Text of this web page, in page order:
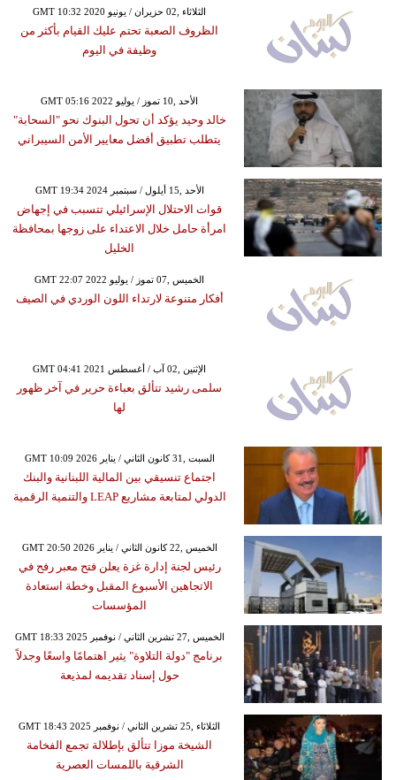
GMT 10:32 2020 الثلاثاء ,02 حزيران / يونيو
الظروف الصعبة تحتم عليك القيام بأكثر من
وظيفة في اليوم
GMT 05:16 2022 الأحد ,10 تموز / يوليو
خالد وحيد يؤكد أن تحول البنوك نحو "السحابة"
يتطلب تطبيق أفضل معايير الأمن السيبراني
GMT 19:34 2024 الأحد ,15 أيلول / سبتمبر
قوات الاحتلال الإسرائيلي تتسبب في إجهاض
امرأة حامل خلال الاعتداء على زوجها بمحافظة
الخليل
GMT 22:07 2022 الخميس ,07 تموز / يوليو
أفكار متنوعة لارتداء اللون الوردي في الصيف
GMT 04:41 2021 الإثنين ,02 آب / أغسطس
سلمى رشيد تتألق بعباءة حرير في آخر ظهور
لها
GMT 10:09 2026 السبت ,31 كانون الثاني / يناير
اجتماع تنسيقي بين المالية اللبنانية والبنك
الدولي لمتابعة مشاريع LEAP والتنمية الرقمية
GMT 20:50 2026 الخميس ,22 كانون الثاني / يناير
رئيس لجنة إدارة غزة يعلن فتح معبر رفح في
الاتجاهين الأسبوع المقبل وخطة استعادة
المؤسسات
GMT 18:33 2025 الخميس ,27 تشرين الثاني / نوفمبر
برنامج "دولة التلاوة" يثير اهتمامًا واسعًا وجدلاً
حول إسناد تقديمه لمذيعة
GMT 18:43 2025 الثلاثاء ,25 تشرين الثاني / نوفمبر
الشيخة موزا تتألق بإطلالة تجمع الفخامة
الشرقية باللمسات العصرية